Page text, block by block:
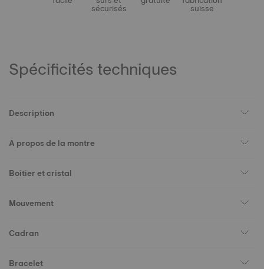
sécurisés suisse
Spécificités techniques
Description
A propos de la montre
Boîtier et cristal
Mouvement
Cadran
Bracelet